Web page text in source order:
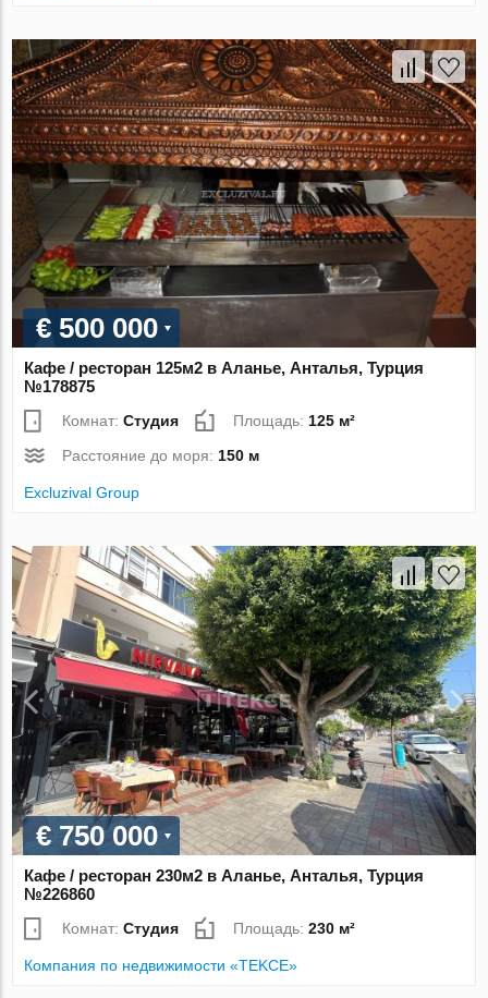
€ 500 000
Кафе / ресторан 125м2 в Аланье, Анталья, Турция
№178875
Комнат:Студия Площадь:125 м²
Расстояние до моря:150 м
Excluzival Group
€ 750 000
Кафе / ресторан 230м2 в Аланье, Анталья, Турция
№226860
Комнат:Студия Площадь:230 м²
Компания по недвижимости «TEKCE»